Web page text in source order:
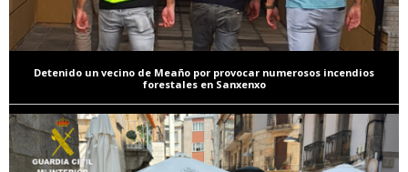
Detenido un vecino de Meaño por provocar numerosos incendios
forestales en Sanxenxo